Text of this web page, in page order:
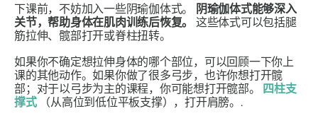
下课前，不妨加入一些阴瑜伽体式。
阴瑜伽体式能够深入
关节，帮助身体在肌肉训练后恢复。
这些体式可以包括腿
筋拉伸、髋部打开或脊柱扭转。
如果你不确定想拉伸身体的哪个部位，可以回顾一下你上
课的其他动作。如果你做了很多弓步，也许你想打开髋
部；对于以弓步为主的课程，你可能想打开髋部。 四柱支
撑式（从高位到低位平板支撑），打开肩膀。.